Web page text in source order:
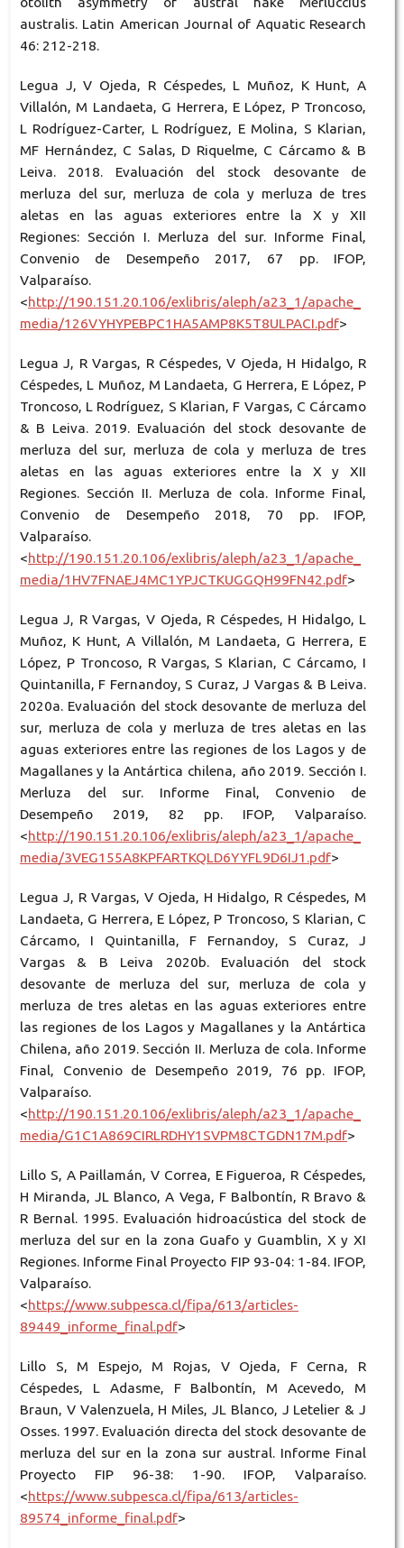
australis. Latin American Journal of Aquatic Research
46: 212-218.
Legua J, V Ojeda, R Céspedes, L Muñoz, K Hunt, A
Villalón, M Landaeta, G Herrera, E López, P Troncoso,
L Rodríguez-Carter, L Rodríguez, E Molina, S Klarian,
MF Hernández, C Salas, D Riquelme, C Cárcamo & B
Leiva. 2018. Evaluación del stock desovante de
merluza del sur, merluza de cola y merluza de tres
aletas en las aguas exteriores entre la X y XII
Regiones: Sección I. Merluza del sur. Informe Final,
Convenio de Desempeño 2017, 67 pp. IFOP,
Valparaíso.
<http://190.151.20.106/exlibris/aleph/a23_1/apache_
media/126VYHYPEBPC1HA5AMP8K5T8ULPACI.pdf>
Legua J, R Vargas, R Céspedes, V Ojeda, H Hidalgo, R
Céspedes, L Muñoz, M Landaeta, G Herrera, E López, P
Troncoso, L Rodríguez, S Klarian, F Vargas, C Cárcamo
& B Leiva. 2019. Evaluación del stock desovante de
merluza del sur, merluza de cola y merluza de tres
aletas en las aguas exteriores entre la X y XII
Regiones. Sección II. Merluza de cola. Informe Final,
Convenio de Desempeño 2018, 70 pp. IFOP,
Valparaíso.
<http://190.151.20.106/exlibris/aleph/a23_1/apache_
media/1HV7FNAEJ4MC1YPJCTKUGGQH99FN42.pdf>
Legua J, R Vargas, V Ojeda, R Céspedes, H Hidalgo, L
Muñoz, K Hunt, A Villalón, M Landaeta, G Herrera, E
López, P Troncoso, R Vargas, S Klarian, C Cárcamo, I
Quintanilla, F Fernandoy, S Curaz, J Vargas & B Leiva.
2020a. Evaluación del stock desovante de merluza del
sur, merluza de cola y merluza de tres aletas en las
aguas exteriores entre las regiones de los Lagos y de
Magallanes y la Antártica chilena, año 2019. Sección I.
Merluza del sur. Informe Final, Convenio de
Desempeño 2019, 82 pp. IFOP, Valparaíso.
<http://190.151.20.106/exlibris/aleph/a23_1/apache_
media/3VEG155A8KPFARTKQLD6YYFL9D6IJ1.pdf>
Legua J, R Vargas, V Ojeda, H Hidalgo, R Céspedes, M
Landaeta, G Herrera, E López, P Troncoso, S Klarian, C
Cárcamo, I Quintanilla, F Fernandoy, S Curaz, J
Vargas & B Leiva 2020b. Evaluación del stock
desovante de merluza del sur, merluza de cola y
merluza de tres aletas en las aguas exteriores entre
las regiones de los Lagos y Magallanes y la Antártica
Chilena, año 2019. Sección II. Merluza de cola. Informe
Final, Convenio de Desempeño 2019, 76 pp. IFOP,
Valparaíso.
<http://190.151.20.106/exlibris/aleph/a23_1/apache_
media/G1C1A869CIRLRDHY1SVPM8CTGDN17M.pdf>
Lillo S, A Paillamán, V Correa, E Figueroa, R Céspedes,
H Miranda, JL Blanco, A Vega, F Balbontín, R Bravo &
R Bernal. 1995. Evaluación hidroacústica del stock de
merluza del sur en la zona Guafo y Guamblin, X y XI
Regiones. Informe Final Proyecto FIP 93-04: 1-84. IFOP,
Valparaíso.
<https://www.subpesca.cl/fipa/613/articles-
89449_informe_final.pdf>
Lillo S, M Espejo, M Rojas, V Ojeda, F Cerna, R
Céspedes, L Adasme, F Balbontín, M Acevedo, M
Braun, V Valenzuela, H Miles, JL Blanco, J Letelier & J
Osses. 1997. Evaluación directa del stock desovante de
merluza del sur en la zona sur austral. Informe Final
Proyecto FIP 96-38: 1-90. IFOP, Valparaíso.
<https://www.subpesca.cl/fipa/613/articles-
89574_informe_final.pdf>